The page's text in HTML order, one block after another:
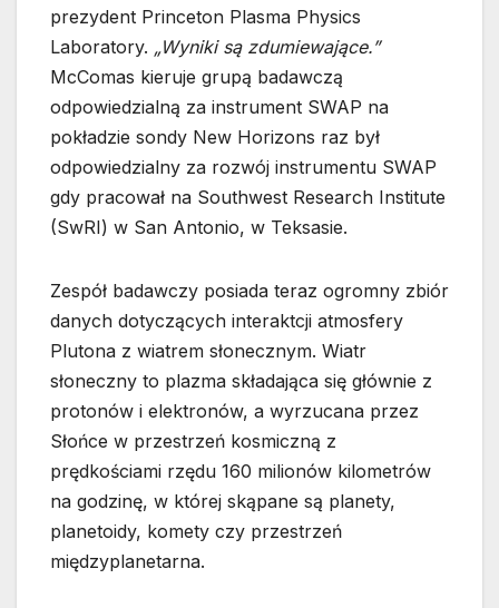
prezydent Princeton Plasma Physics
Laboratory. „Wyniki są zdumiewające.”
McComas kieruje grupą badawczą
odpowiedzialną za instrument SWAP na
pokładzie sondy New Horizons raz był
odpowiedzialny za rozwój instrumentu SWAP
gdy pracował na Southwest Research Institute
(SwRI) w San Antonio, w Teksasie.
Zespół badawczy posiada teraz ogromny zbiór
danych dotyczących interaktcji atmosfery
Plutona z wiatrem słonecznym. Wiatr
słoneczny to plazma składająca się głównie z
protonów i elektronów, a wyrzucana przez
Słońce w przestrzeń kosmiczną z
prędkościami rzędu 160 milionów kilometrów
na godzinę, w której skąpane są planety,
planetoidy, komety czy przestrzeń
międzyplanetarna.